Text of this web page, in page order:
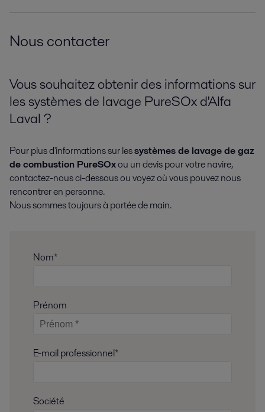
Nous contacter
Vous souhaitez obtenir des informations sur
les systèmes de lavage PureSOx d'Alfa
Laval ?
Pour plus d'informations sur lessystèmes de lavage de gaz
de combustion PureSOxou un devis pour votre navire,
contactez-nous ci-dessous ou voyez où vous pouvez nous
rencontrer en personne.
Nous sommes toujours à portée de main.
Nom*
Prénom
E-mail professionnel*
Société